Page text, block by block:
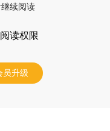
续阅读
读权限
员升级